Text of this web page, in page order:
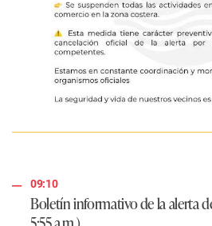
09:10
Boletín informativo de la alerta